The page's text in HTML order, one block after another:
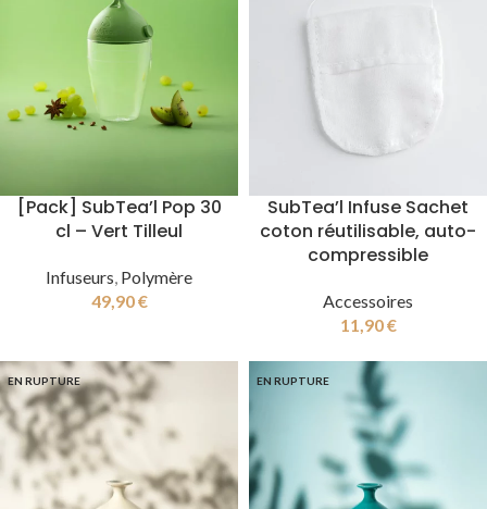
[Pack] SubTea’l Pop 30
cl – Vert Tilleul
Infuseurs Polymère
49,90€
SubTea’l Infuse Sachet
coton réutilisable, auto-
compressible
Accessoires
11,90€
EN RUPTURE EN RUPTURE